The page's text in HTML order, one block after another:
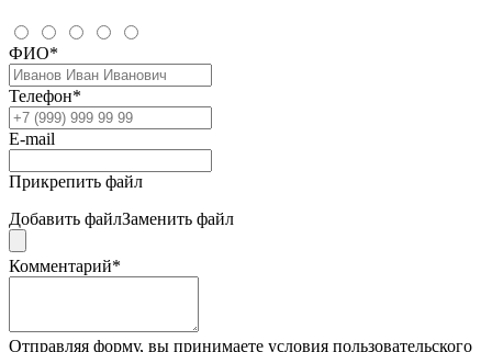
ФИО*
Телефон*
E-mail
Прикрепить файл
Добавить файлЗаменить файл
Комментарий*
Отправляя форму, вы принимаете условия пользовательского